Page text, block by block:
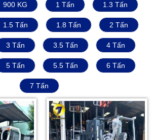
900 KG 1 Tấn 1.3 Tấn
1.5 Tấn 1.8 Tấn 2 Tấn
3 Tấn 3.5 Tấn 4 Tấn
5 Tấn 5.5 Tấn 6 Tấn
7 Tấn